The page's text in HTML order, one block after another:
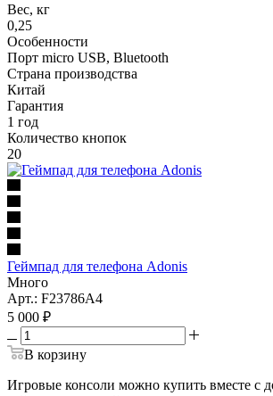
Вес, кг
0,25
Особенности
Порт micro USB, Bluetooth
Страна производства
Китай
Гарантия
1 год
Количество кнопок
20
Геймпад для телефона Adonis
Много
Арт.: F23786A4
5 000 ₽
В корзину
Игровые консоли можно купить вместе с